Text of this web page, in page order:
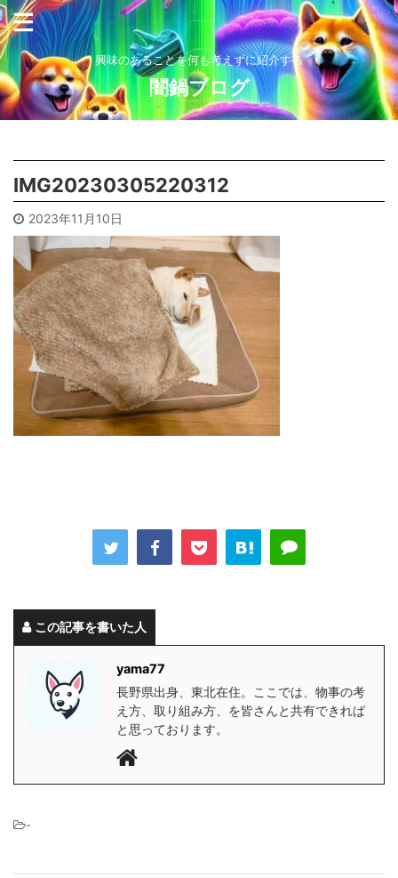
興味のあることを何も考えずに紹介する
闇鍋ブログ
IMG20230305220312
2023年11月10日
この記事を書いた人
yama77
長野県出身、東北在住。ここでは、物事の考
え方、取り組み方、を皆さんと共有できれば
と思っております。
-